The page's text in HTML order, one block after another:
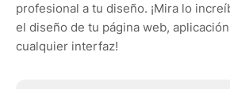
profesional a tu diseño. ¡Mira lo
el diseño de tu página web,
cualquier interfaz!